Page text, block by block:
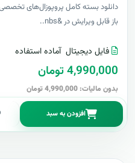
دانلود بسته کامل پروپوزال‌های تخصصی
باز قابل ویرایش در &nbs..
فایل دیجیتال آماده استفاده
4,990,000 تومان
بدون مالیات: 4,990,000 تومان
افزودن به سبد